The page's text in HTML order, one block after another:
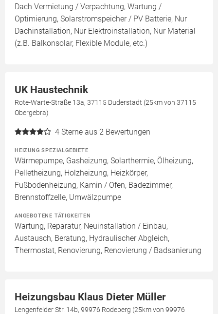
Dach Vermietung / Verpachtung, Wartung /
Optimierung, Solarstromspeicher / PV Batterie, Nur
Dachinstallation, Nur Elektroinstallation, Nur Material
(z.B. Balkonsolar, Flexible Module, etc.)
UK Haustechnik
Rote-Warte-Straße 13a, 37115 Duderstadt (25km von 37115
Obergebra)
4 Sterne aus 2 Bewertungen
HEIZUNG SPEZIALGEBIETE
Wärmepumpe, Gasheizung, Solarthermie, Ölheizung,
Pelletheizung, Holzheizung, Heizkörper,
Fußbodenheizung, Kamin / Ofen, Badezimmer,
Brennstoffzelle, Umwälzpumpe
ANGEBOTENE TÄTIGKEITEN
Wartung, Reparatur, Neuinstallation / Einbau,
Austausch, Beratung, Hydraulischer Abgleich,
Thermostat, Renovierung, Renovierung / Badsanierung
Heizungsbau Klaus Dieter Müller
Lengenfelder Str. 14b, 99976 Rodeberg (25km von 99976